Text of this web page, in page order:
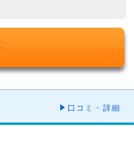
口コミ・詳細